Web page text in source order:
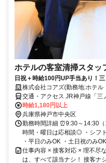
ホテルの客室清掃スタッ
日祝＋時給100円UP手当あり！
株式会社コアズ(勤務地:ホテ
交通・アクセス JR神戸線「三
急・阪神「神戸三宮駅」東改
時給1,180円以上
兵庫県神戸市中央区
勤務時間詳細 ⏰9:30～14:30
時間・曜日は応相談◎ ・シフ
・平日のみOK ・土日祝のみ
仕事内容 × 接客対応 × 理不尽
は、すべて該当ナシ！ 接客ナ